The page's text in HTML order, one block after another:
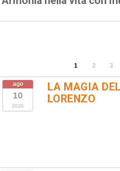
1 2 3
ago
10
2026
LA MAGIA
LORENZO